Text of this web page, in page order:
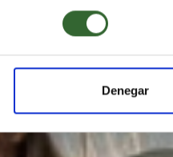
consentimiento
Denegar